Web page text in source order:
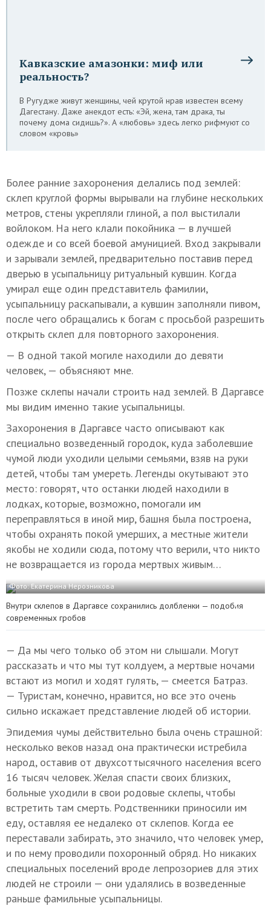
Кавказские амазонки: миф или
реальность?
В Ругудже живут женщины, чей крутой нрав известен всему
Дагестану. Даже анекдот есть: «Эй, жена, там драка, ты
почему дома сидишь?». А «любовь» здесь легко рифмуют со
словом «кровь»
Более ранние захоронения делались под землей:
склеп круглой формы вырывали на глубине нескольких
метров, стены укрепляли глиной, а пол выстилали
войлоком. На него клали покойника — в лучшей
одежде и со всей боевой амуницией. Вход закрывали
и зарывали землей, предварительно поставив перед
дверью в усыпальницу ритуальный кувшин. Когда
умирал еще один представитель фамилии,
усыпальницу раскапывали, а кувшин заполняли пивом,
после чего обращались к богам с просьбой разрешить
открыть склеп для повторного захоронения.
— В одной такой могиле находили до девяти
человек, — объясняют мне.
Позже склепы начали строить над землей. В Даргавсе
мы видим именно такие усыпальницы.
Захоронения в Даргавсе часто описывают как
специально возведенный городок, куда заболевшие
чумой люди уходили целыми семьями, взяв на руки
детей, чтобы там умереть. Легенды окутывают это
место: говорят, что останки людей находили в
лодках, которые, возможно, помогали им
переправляться в иной мир, башня была построена,
чтобы охранять покой умерших, а местные жители
якобы не ходили сюда, потому что верили, что никто
не возвращается из города мертвых живым…
Фото: Екатерина Нерозникова
Внутри склепов в Даргавсе сохранились долбленки — подобия
современных гробов
— Да мы чего только об этом ни слышали. Могут
рассказать и что мы тут колдуем, а мертвые ночами
встают из могил и ходят гулять, — смеется Батраз.
— Туристам, конечно, нравится, но все это очень
сильно искажает представление людей об истории.
Эпидемия чумы действительно была очень страшной:
несколько веков назад она практически истребила
народ, оставив от двухсоттысячного населения всего
16 тысяч человек. Желая спасти своих близких,
больные уходили в свои родовые склепы, чтобы
встретить там смерть. Родственники приносили им
еду, оставляя ее недалеко от склепов. Когда ее
переставали забирать, это значило, что человек умер,
и по нему проводили похоронный обряд. Но никаких
специальных поселений вроде лепрозориев для этих
людей не строили — они удалялись в возведенные
раньше фамильные усыпальницы.